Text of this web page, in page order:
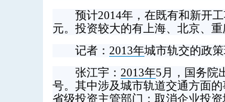
预计2014年，在既有和新开工
元。投资较大的有上海、北京、重
记者： 2013年城市轨交的政
张江宇： 2013年5月，国务院
号。其中涉及城市轨道交通方面
省级投资主管部门；取消企业投